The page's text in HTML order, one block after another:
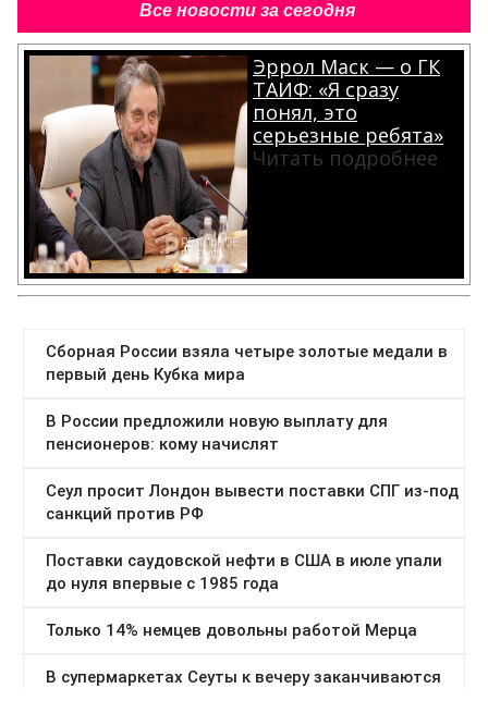
Все новости за сегодня
Эррол Маск — о ГК
ТАИФ: «Я сразу
понял, это
серьезные ребята»
Читать подробнее